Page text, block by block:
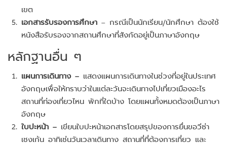
เขต
เอกสารรับรองการศึกษา– กรณีเป็นนักเรียน/นักศึกษา ต้องใช้
หนังสือรับรองจากสถานศึกษาที่สังกัดอยู่เป็นภาษาอังกฤษ
หลักฐานอื่น ๆ
แผนการเดินทาง –แสดงแผนการเดินทางในช่วงที่อยู่ในประเทศ
อังกฤษเพื่อให้ทราบว่าในแต่ละวันจะเดินทางไปเที่ยวเมืองอะไร
สถานที่ท่องเที่ยวไหน พักที่ใดบ้าง โดยแผนทั้งหมดต้องเป็นภาษา
อังกฤษ
ใบปะหน้า –เขียนใบปะหน้าเอกสารโดยสรุปของการยื่นขอวีซ่า
เชงเก้น อาทิเช่นวันเวลาเดินทาง สถานที่ที่ต้องการเที่ยว และ